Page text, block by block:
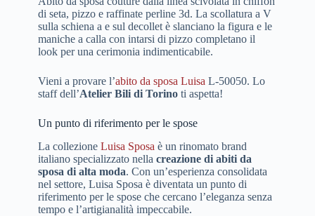
di seta, pizzo e raffinate perline 3d. La scollatura a V
sulla schiena a e sul decollet è slanciano la figura e le
maniche a calla con intarsi di pizzo completano il
look per una cerimonia indimenticabile.
Vieni a provare l’abito da sposa Luisa L-50050. Lo
staff dell’Atelier Bili di Torinoti aspetta!
Un punto di riferimento per le spose
La collezione Luisa Sposa è un rinomato brand
italiano specializzato nella creazione di abiti da
sposa di alta moda. Con un’esperienza consolidata
nel settore, Luisa Sposa è diventata un punto di
riferimento per le spose che cercano l’eleganza senza
tempo e l’artigianalità impeccabile.